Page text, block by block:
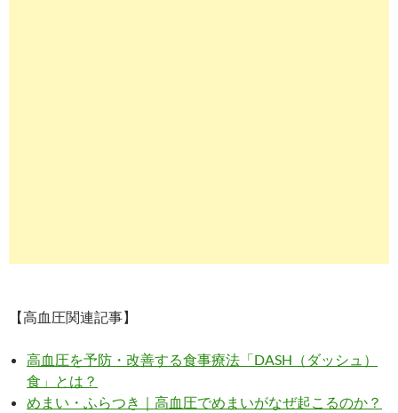
【高血圧関連記事】
高血圧を予防・改善する食事療法「DASH（ダッシュ）
食」とは？
めまい・ふらつき｜高血圧でめまいがなぜ起こるのか？